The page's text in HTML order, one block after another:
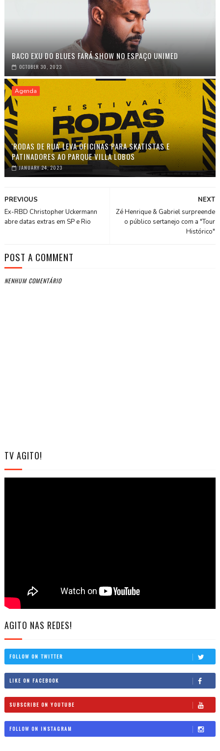
BACO EXU DO BLUES FARÁ SHOW NO ESPAÇO UNIMED
OCTOBER 30, 2023
Agenda
'RODAS DE RUA' LEVA OFICINAS PARA SKATISTAS E
PATINADORES AO PARQUE VILLA LOBOS
JANUARY 24, 2023
NEXT
Zé Henrique & Gabriel surpreende
o público sertanejo com a "Tour
Histórico"
PREVIOUS
Ex-RBD Christopher Uckermann
abre datas extras em SP e Rio
POST A COMMENT
NENHUM COMENTÁRIO
TV AGITO!
AGITO NAS REDES!
FOLLOW ON TWITTER
LIKE ON FACEBOOK
SUBSCRIBE ON YOUTUBE
FOLLOW ON INSTAGRAM